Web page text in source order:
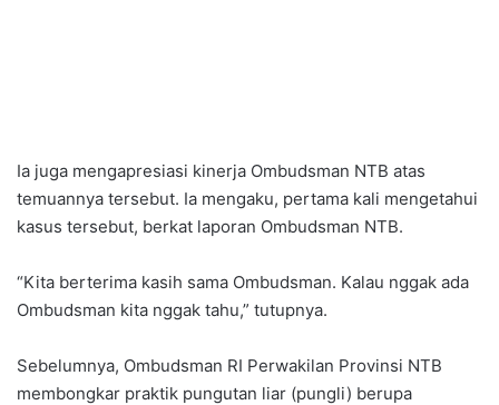
Ia juga mengapresiasi kinerja Ombudsman NTB atas
temuannya tersebut. Ia mengaku, pertama kali mengetahui
kasus tersebut, berkat laporan Ombudsman NTB.
“Kita berterima kasih sama Ombudsman. Kalau nggak ada
Ombudsman kita nggak tahu,” tutupnya.
Sebelumnya, Ombudsman RI Perwakilan Provinsi NTB
membongkar praktik pungutan liar (pungli) berupa